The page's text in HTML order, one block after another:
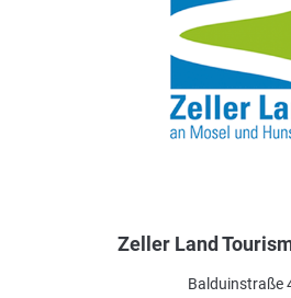
Zeller Land
Balduinstraße